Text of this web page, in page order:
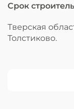
Срок
Тверская
Толстиково.